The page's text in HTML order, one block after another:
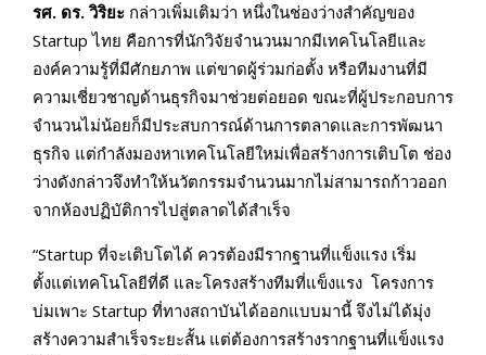
รศ. ดร. วิริยะ กล่าวเพิ่มเติมว่า หนึ่งในช่องว่างสำคัญของ
Startup ไทย คือการที่นักวิจัยจำนวนมากมีเทคโนโลยีและ
องค์ความรู้ที่มีศักยภาพ แต่ขาดผู้ร่วมก่อตั้ง หรือทีมงานที่มี
ความเชี่ยวชาญด้านธุรกิจมาช่วยต่อยอด ขณะที่ผู้ประกอบการ
จำนวนไม่น้อยก็มีประสบการณ์ด้านการตลาดและการพัฒนา
ธุรกิจ แต่กำลังมองหาเทคโนโลยีใหม่เพื่อสร้างการเติบโต ช่อง
ว่างดังกล่าวจึงทำให้นวัตกรรมจำนวนมากไม่สามารถก้าวออก
จากห้องปฏิบัติการไปสู่ตลาดได้สำเร็จ
“Startup ที่จะเติบโตได้ ควรต้องมีรากฐานที่แข็งแรง เริ่ม
ตั้งแต่เทคโนโลยีที่ดี และโครงสร้างทีมที่แข็งแรง โครงการ
บ่มเพาะ Startup ที่ทางสถาบันได้ออกแบบมานี้ จึงไม่ได้มุ่ง
สร้างความสำเร็จระยะสั้น แต่ต้องการสร้างรากฐานที่แข็งแรง